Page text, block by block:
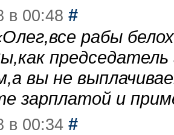
в 00:48 #
Олег,все рабы
вы не
зарплатой и
в 00:34 #